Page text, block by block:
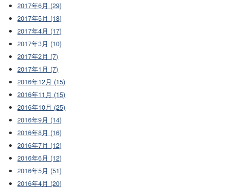
2017年6月 (29)
2017年5月 (18)
2017年4月 (17)
2017年3月 (10)
2017年2月 (7)
2017年1月 (7)
2016年12月 (15)
2016年11月 (15)
2016年10月 (25)
2016年9月 (14)
2016年8月 (16)
2016年7月 (12)
2016年6月 (12)
2016年5月 (51)
2016年4月 (20)